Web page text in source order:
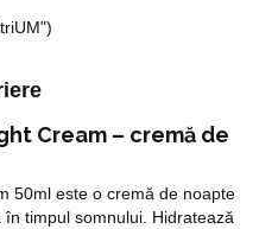
Cream – cremă de
50ml este o cremă de noapte
timpul somnului. Hidratează